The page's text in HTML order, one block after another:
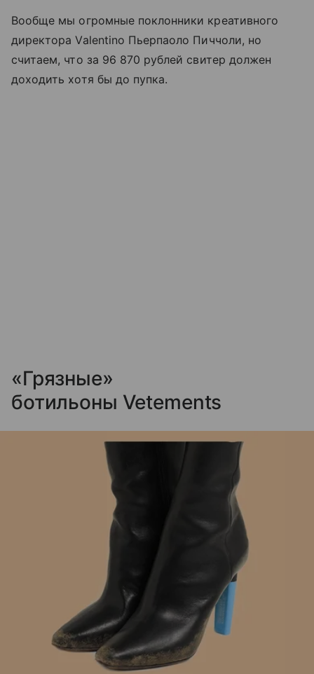
Вообще мы огромные поклонники креативного
директора Valentino Пьерпаоло Пиччоли, но
считаем, что за 96 870 рублей свитер должен
доходить хотя бы до пупка.
«Грязные»
ботильоны Vetements